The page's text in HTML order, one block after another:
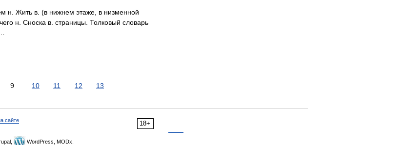
н. Жить в. (в нижнем этаже, в низменной
н. Сноска в. страницы. Толковый словарь
9 10 11 12 13
18+
сайте
WordPress, MODx.